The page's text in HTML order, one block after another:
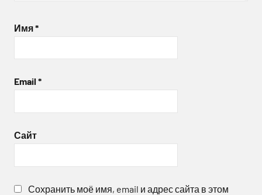
Имя*
Email *
Сайт
Сохранить моё имя, email и адрес сайта в этом